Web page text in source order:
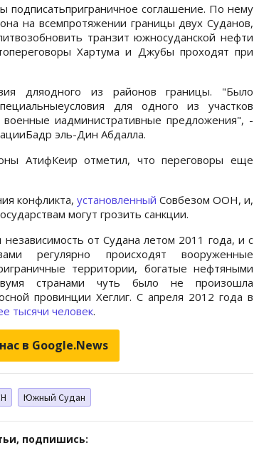
соглашение. По нему
на всемпротяжении границы двух Суданов,
транзит южносуданской нефти
Хартума и Джубы проходят при
дляодного из районов границы. "Было
для одного из участков
иадминистративные предложения", -
эль-Дин Абдалла.
АтифКеир отметил, что переговоры еще
конфликта, установленный Совбезом ООН, и,
могут грозить санкции.
от Судана летом 2011 года, и с
регулярно происходят вооруженные
территории, богатые нефтяными
странами чуть было не произошла
провинции Хеглиг. С апреля 2012 года в
тысячи человек.
в Google.News
Южный Судан
подпишись: